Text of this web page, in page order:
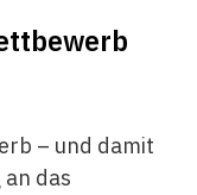
– und damit
das